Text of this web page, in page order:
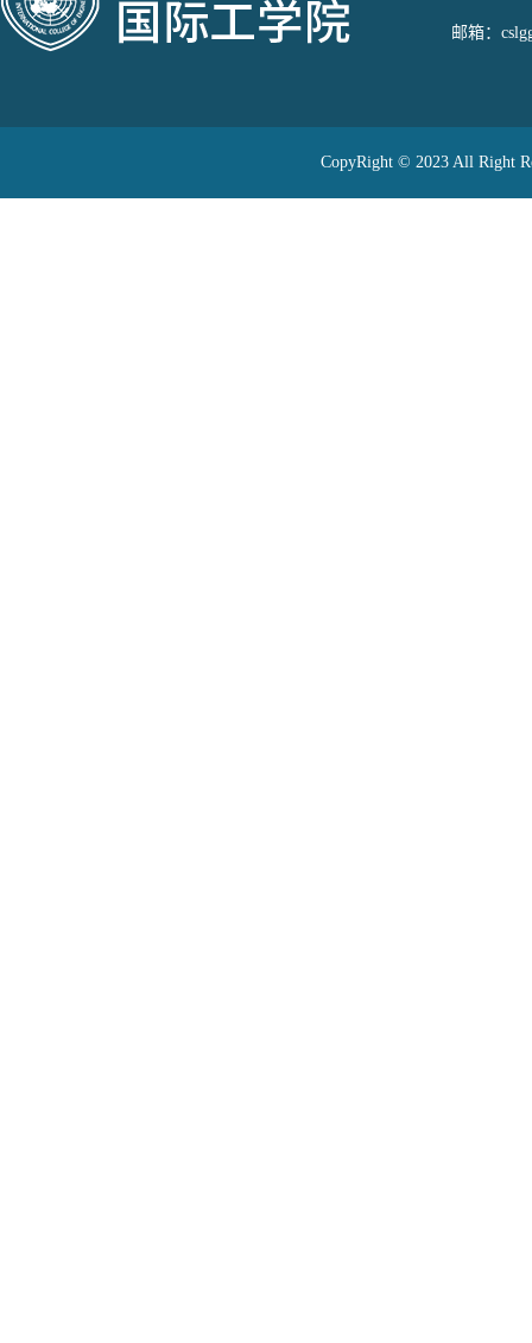
邮箱：
CopyRight © 2023 All Right